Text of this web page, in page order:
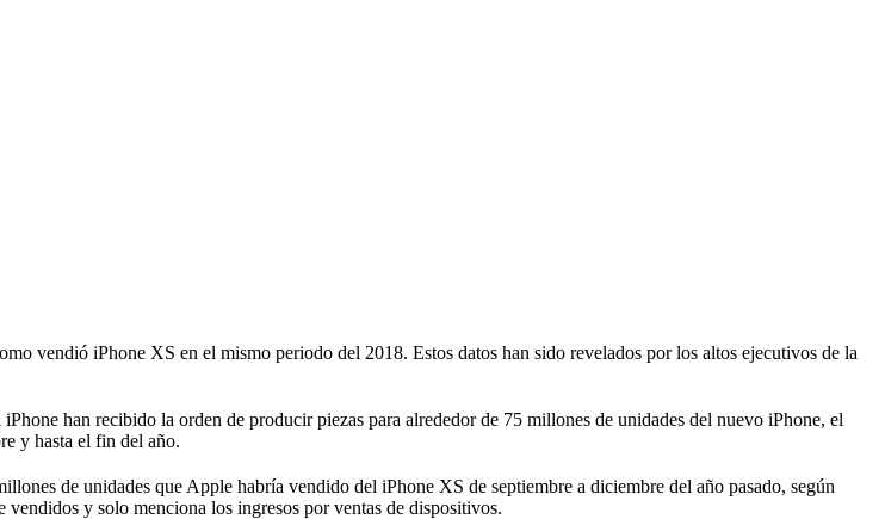
vendió iPhone XS en el mismo periodo del 2018. Estos datos han sido revelados por los altos ejecutivos de la
han recibido la orden de producir piezas para alrededor de 75 millones de unidades del nuevo iPhone, el
y hasta el fin del año.
de unidades que Apple habría vendido del iPhone XS de septiembre a diciembre del año pasado, según
y solo menciona los ingresos por ventas de dispositivos.